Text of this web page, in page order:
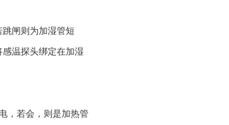
闸则为加湿管短
温探头绑定在加湿
，若会，则是加热管